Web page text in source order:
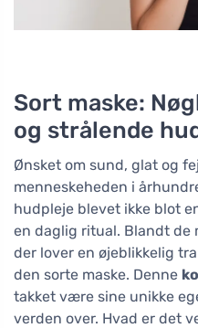
Sort maske:
og strålende
Ønsket om sund, glat og
menneskeheden i
hudpleje blevet ikke blot
en daglig ritual. Blandt
der lover en øjeblikkelig
den sorte maske. Denne
takket være sine unikke
verden over. Hvad er det